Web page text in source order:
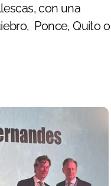
con una
Ponce, Quito o